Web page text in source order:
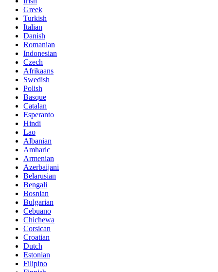
Greek
Turkish
Italian
Danish
Romanian
Indonesian
Czech
Afrikaans
Swedish
Polish
Basque
Catalan
Esperanto
Hindi
Lao
Albanian
Amharic
Armenian
Azerbaijani
Belarusian
Bengali
Bosnian
Bulgarian
Cebuano
Chichewa
Corsican
Croatian
Dutch
Estonian
Filipino